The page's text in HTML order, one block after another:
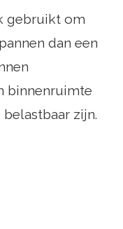
gebruikt om
dan een
binnenruimte
zijn.